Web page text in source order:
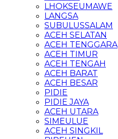
LHOKSEUMAWE
LANGSA
SUBULUSSALAM
ACEH SELATAN
ACEH TENGGARA
ACEH TIMUR
ACEH TENGAH
ACEH BARAT
ACEH BESAR
PIDIE
PIDIE JAYA
ACEH UTARA
SIMEULUE
ACEH SINGKIL